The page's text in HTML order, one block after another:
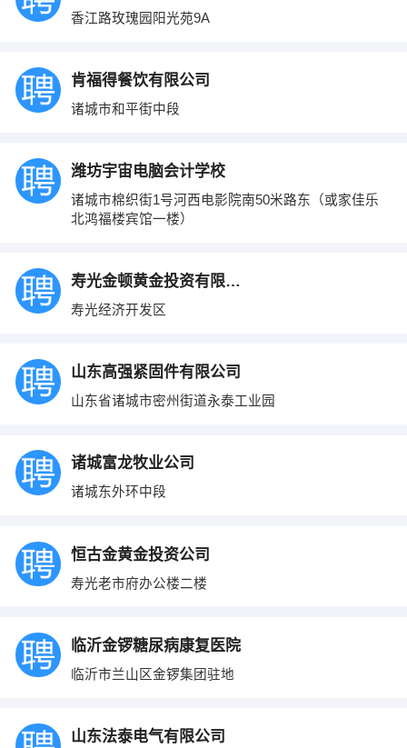
香江路玫瑰园阳光苑9A
肯福得餐饮有限公司
诸城市和平街中段
潍坊宇宙电脑会计学校
诸城市棉织街1号河西电影院南50米路东（或家佳乐
北鸿福楼宾馆一楼）
寿光金顿黄金投资有限公司
寿光经济开发区
山东高强紧固件有限公司
山东省诸城市密州街道永泰工业园
诸城富龙牧业公司
诸城东外环中段
恒古金黄金投资公司
寿光老市府办公楼二楼
临沂金锣糖尿病康复医院
临沂市兰山区金锣集团驻地
山东法泰电气有限公司